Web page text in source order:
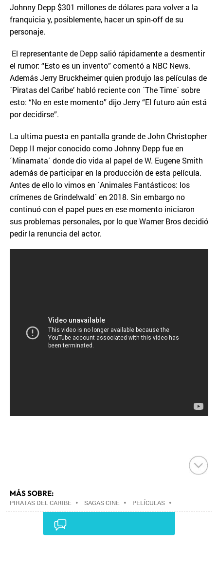
Johnny Depp $301 millones de dólares para volver a la
franquicia y, posiblemente, hacer un spin-off de su
personaje.
El representante de Depp salió rápidamente a desmentir
el rumor: “Esto es un invento” comentó a NBC News.
Además Jerry Bruckheimer quien produjo las películas de
´Piratas del Caribe’ habló reciente con ´The Time´ sobre
esto: “No en este momento” dijo Jerry “El futuro aún está
por decidirse”.
La ultima puesta en pantalla grande de John Christopher
Depp II mejor conocido como Johnny Depp fue en
´Minamata´ donde dio vida al papel de W. Eugene Smith
además de participar en la producción de esta película.
Antes de ello lo vimos en ´Animales Fantásticos: los
crímenes de Grindelwald´ en 2018. Sin embargo no
continuó con el papel pues en ese momento iniciaron
sus problemas personales, por lo que Warner Bros decidió
pedir la renuncia del actor.
MÁS SOBRE:
PIRATAS DEL CARIBE • SAGAS CINE • PELÍCULAS •